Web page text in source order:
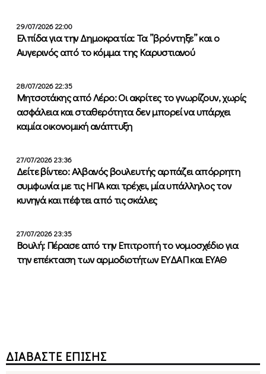
29/07/2026 22:00
Ελπίδα για την Δημοκρατία: Τα ”βρόντηξε” και ο
Αυγερινός από το κόμμα της Καρυστιανού
28/07/2026 22:35
Μητσοτάκης από Λέρο: Οι ακρίτες το γνωρίζουν, χωρίς
ασφάλεια και σταθερότητα δεν μπορεί να υπάρχει
καμία οικονομική ανάπτυξη
27/07/2026 23:36
Δείτε βίντεο: Αλβανός βουλευτής αρπάζει απόρρητη
συμφωνία με τις ΗΠΑ και τρέχει, μία υπάλληλος τον
κυνηγά και πέφτει από τις σκάλες
27/07/2026 23:35
Βουλή: Πέρασε από την Επιτροπή το νομοσχέδιο για
την επέκταση των αρμοδιοτήτων ΕΥΔΑΠ και ΕΥΑΘ
ΔΙΑΒΑΣΤΕ ΕΠΙΣΗΣ